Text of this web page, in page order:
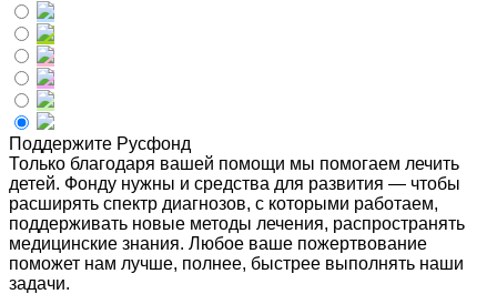
Поддержите Русфонд
Только благодаря вашей помощи мы помогаем лечить
детей. Фонду нужны и средства для развития — чтобы
расширять спектр диагнозов, с которыми работаем,
поддерживать новые методы лечения, распространять
медицинские знания. Любое ваше пожертвование
поможет нам лучше, полнее, быстрее выполнять наши
задачи.